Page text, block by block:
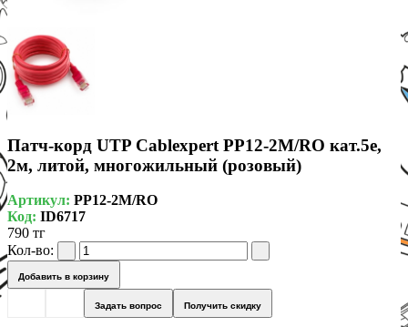
Патч-корд UTP Cablexpert PP12-2M/RO кат.5e,
2м, литой, многожильный (розовый)
Артикул: PP12-2M/RO
Код: ID6717
790 тг
Кол-во:
Добавить в корзину
Задать вопрос Получить скидку